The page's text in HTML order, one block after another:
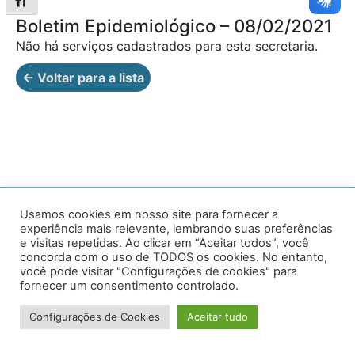
Boletim Epidemiológico – 08/02/2021
Não há serviços cadastrados para esta secretaria.
← Voltar para a lista
Av. Prof. Armando Alves da Silva, nº 1950 - Zacarias,
Caratinga - MG - 35302-403 / Tel: (33) 3329 8000
Desenvolvido por VersaTec
Usamos cookies em nosso site para fornecer a
experiência mais relevante, lembrando suas preferências
e visitas repetidas. Ao clicar em “Aceitar todos”, você
concorda com o uso de TODOS os cookies. No entanto,
você pode visitar "Configurações de cookies" para
fornecer um consentimento controlado.
Configurações de Cookies Aceitar tudo